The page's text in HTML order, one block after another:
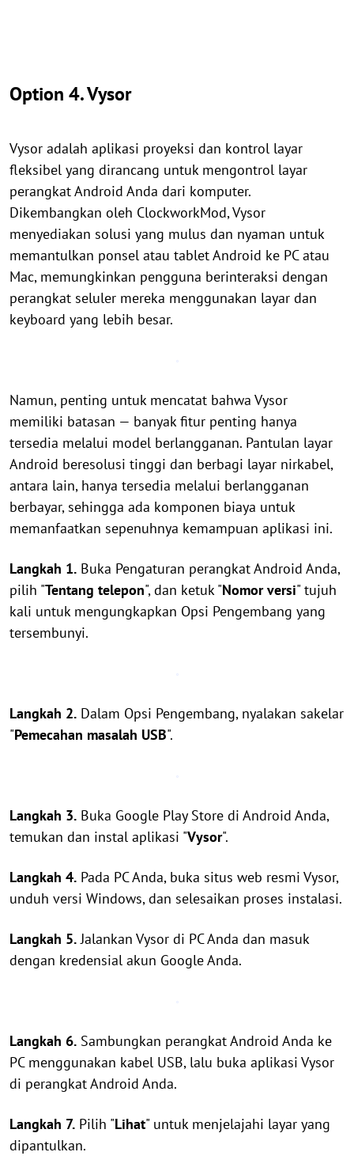
Option 4. Vysor
Vysor adalah aplikasi proyeksi dan kontrol layar
fleksibel yang dirancang untuk mengontrol layar
perangkat Android Anda dari komputer.
Dikembangkan oleh ClockworkMod, Vysor
menyediakan solusi yang mulus dan nyaman untuk
memantulkan ponsel atau tablet Android ke PC atau
Mac, memungkinkan pengguna berinteraksi dengan
perangkat seluler mereka menggunakan layar dan
keyboard yang lebih besar.
Namun, penting untuk mencatat bahwa Vysor
memiliki batasan — banyak fitur penting hanya
tersedia melalui model berlangganan. Pantulan layar
Android beresolusi tinggi dan berbagi layar nirkabel,
antara lain, hanya tersedia melalui berlangganan
berbayar, sehingga ada komponen biaya untuk
memanfaatkan sepenuhnya kemampuan aplikasi ini.
Langkah 1. Buka Pengaturan perangkat Android Anda,
pilih "Tentang telepon", dan ketuk "Nomor versi" tujuh
kali untuk mengungkapkan Opsi Pengembang yang
tersembunyi.
Langkah 2. Dalam Opsi Pengembang, nyalakan sakelar
"Pemecahan masalah USB".
Langkah 3. Buka Google Play Store di Android Anda,
temukan dan instal aplikasi "Vysor".
Langkah 4. Pada PC Anda, buka situs web resmi Vysor,
unduh versi Windows, dan selesaikan proses instalasi.
Langkah 5.Jalankan Vysor di PC Anda dan masuk
dengan kredensial akun Google Anda.
Langkah 6. Sambungkan perangkat Android Anda ke
PC menggunakan kabel USB, lalu buka aplikasi Vysor
di perangkat Android Anda.
Langkah 7. Pilih "Lihat" untuk menjelajahi layar yang
dipantulkan.